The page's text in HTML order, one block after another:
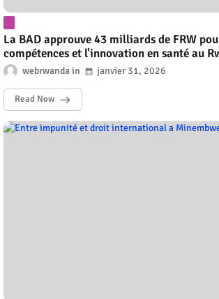
La BAD approuve 43 milliards de FRW
compétences et l'innovation en santé au
#RwOTwebrwanda janvier 31, 2026
Read Now